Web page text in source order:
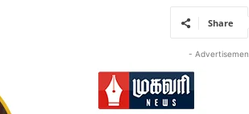
Share
-